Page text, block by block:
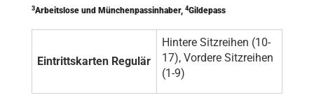
3Arbeitslose und Münchenpassinhaber, 4Gildepass
Eintrittskarten Regulär
Hintere Sitzreihen (10-
17), Vordere Sitzreihen
(1-9)